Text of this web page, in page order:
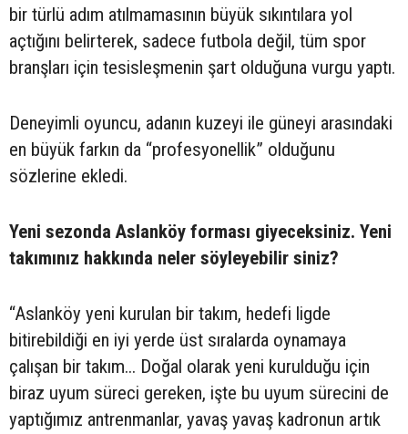
bir türlü adım atılmamasının büyük sıkıntılara yol
açtığını belirterek, sadece futbola değil, tüm spor
branşları için tesisleşmenin şart olduğuna vurgu yaptı.
Deneyimli oyuncu, adanın kuzeyi ile güneyi arasındaki
en büyük farkın da “profesyonellik” olduğunu
sözlerine ekledi.
Yeni sezonda Aslanköy forması giyeceksiniz. Yeni
takımınız hakkında neler söyleyebilir siniz?
“Aslanköy yeni kurulan bir takım, hedefi ligde
bitirebildiği en iyi yerde üst sıralarda oynamaya
çalışan bir takım... Doğal olarak yeni kurulduğu için
biraz uyum süreci gereken, işte bu uyum sürecini de
yaptığımız antrenmanlar, yavaş yavaş kadronun artık